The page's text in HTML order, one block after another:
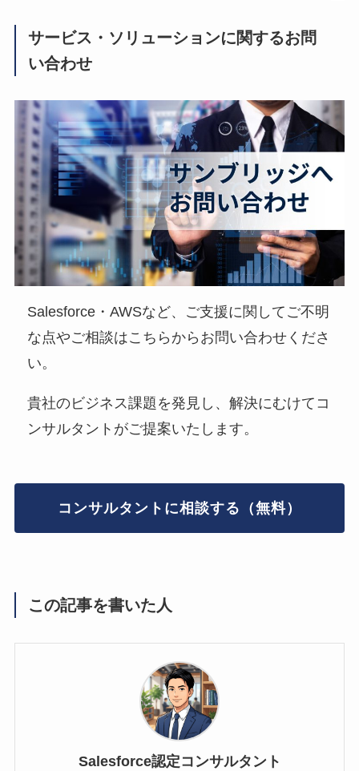
サービス・ソリューションに関するお問
い合わせ
Salesforce・AWSなど、ご支援に関してご不明
な点やご相談はこちらからお問い合わせくださ
い。
貴社のビジネス課題を発見し、解決にむけてコ
ンサルタントがご提案いたします。
コンサルタントに相談する（無料）
この記事を書いた人
Salesforce認定コンサルタント